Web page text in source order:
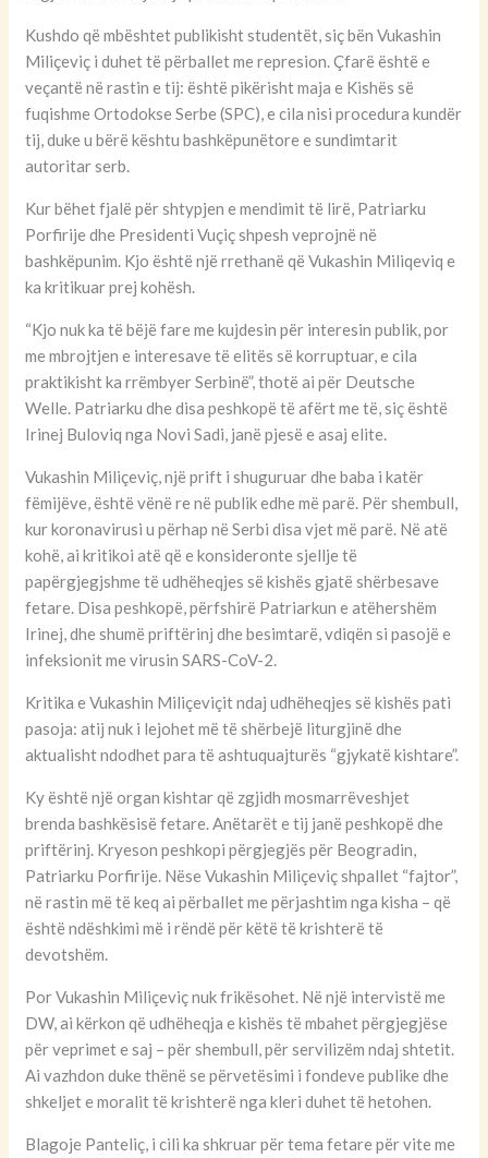
Kushdo që mbështet publikisht studentët, siç bën Vukashin
Miliçeviç i duhet të përballet me represion. Çfarë është e
veçantë në rastin e tij: është pikërisht maja e Kishës së
fuqishme Ortodokse Serbe (SPC), e cila nisi procedura kundër
tij, duke u bërë kështu bashkëpunëtore e sundimtarit
autoritar serb.
Kur bëhet fjalë për shtypjen e mendimit të lirë, Patriarku
Porfirije dhe Presidenti Vuçiç shpesh veprojnë në
bashkëpunim. Kjo është një rrethanë që Vukashin Miliqeviq e
ka kritikuar prej kohësh.
“Kjo nuk ka të bëjë fare me kujdesin për interesin publik, por
me mbrojtjen e interesave të elitës së korruptuar, e cila
praktikisht ka rrëmbyer Serbinë”, thotë ai për Deutsche
Welle. Patriarku dhe disa peshkopë të afërt me të, siç është
Irinej Buloviq nga Novi Sadi, janë pjesë e asaj elite.
Vukashin Miliçeviç, një prift i shuguruar dhe baba i katër
fëmijëve, është vënë re në publik edhe më parë. Për shembull,
kur koronavirusi u përhap në Serbi disa vjet më parë. Në atë
kohë, ai kritikoi atë që e konsideronte sjellje të
papërgjegjshme të udhëheqjes së kishës gjatë shërbesave
fetare. Disa peshkopë, përfshirë Patriarkun e atëhershëm
Irinej, dhe shumë priftërinj dhe besimtarë, vdiqën si pasojë e
infeksionit me virusin SARS-CoV-2.
Kritika e Vukashin Miliçeviçit ndaj udhëheqjes së kishës pati
pasoja: atij nuk i lejohet më të shërbejë liturgjinë dhe
aktualisht ndodhet para të ashtuquajturës “gjykatë kishtare”.
Ky është një organ kishtar që zgjidh mosmarrëveshjet
brenda bashkësisë fetare. Anëtarët e tij janë peshkopë dhe
priftërinj. Kryeson peshkopi përgjegjës për Beogradin,
Patriarku Porfirije. Nëse Vukashin Miliçeviç shpallet “fajtor”,
në rastin më të keq ai përballet me përjashtim nga kisha – që
është ndëshkimi më i rëndë për këtë të krishterë të
devotshëm.
Por Vukashin Miliçeviç nuk frikësohet. Në një intervistë me
DW, ai kërkon që udhëheqja e kishës të mbahet përgjegjëse
për veprimet e saj – për shembull, për servilizëm ndaj shtetit.
Ai vazhdon duke thënë se përvetësimi i fondeve publike dhe
shkeljet e moralit të krishterë nga kleri duhet të hetohen.
Blagoje Panteliç, i cili ka shkruar për tema fetare për vite me